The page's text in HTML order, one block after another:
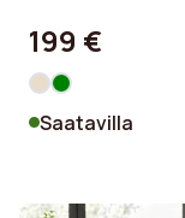
199 €
Saatavilla